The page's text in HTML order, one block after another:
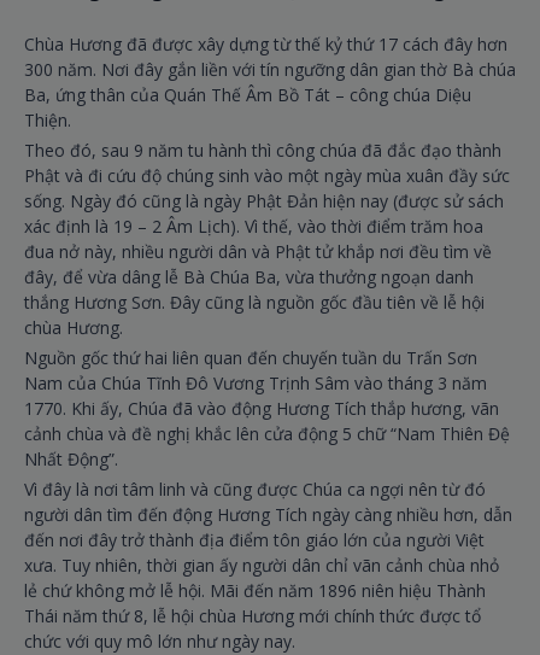
Chùa Hương đã được xây dựng từ thế kỷ thứ 17 cách đây hơn
300 năm. Nơi đây gắn liền với tín ngưỡng dân gian thờ Bà chúa
Ba, ứng thân của Quán Thế Âm Bồ Tát – công chúa Diệu
Thiện.
Theo đó, sau 9 năm tu hành thì công chúa đã đắc đạo thành
Phật và đi cứu độ chúng sinh vào một ngày mùa xuân đầy sức
sống. Ngày đó cũng là ngày Phật Đản hiện nay (được sử sách
xác định là 19 – 2 Âm Lịch). Vì thế, vào thời điểm trăm hoa
đua nở này, nhiều người dân và Phật tử khắp nơi đều tìm về
đây, để vừa dâng lễ Bà Chúa Ba, vừa thưởng ngoạn danh
thắng Hương Sơn. Đây cũng là nguồn gốc đầu tiên về lễ hội
chùa Hương.
Nguồn gốc thứ hai liên quan đến chuyến tuần du Trấn Sơn
Nam của Chúa Tĩnh Đô Vương Trịnh Sâm vào tháng 3 năm
1770. Khi ấy, Chúa đã vào động Hương Tích thắp hương, vãn
cảnh chùa và đề nghị khắc lên cửa động 5 chữ “Nam Thiên Đệ
Nhất Động”.
Vì đây là nơi tâm linh và cũng được Chúa ca ngợi nên từ đó
người dân tìm đến động Hương Tích ngày càng nhiều hơn, dẫn
đến nơi đây trở thành địa điểm tôn giáo lớn của người Việt
xưa. Tuy nhiên, thời gian ấy người dân chỉ vãn cảnh chùa nhỏ
lẻ chứ không mở lễ hội. Mãi đến năm 1896 niên hiệu Thành
Thái năm thứ 8, lễ hội chùa Hương mới chính thức được tổ
chức với quy mô lớn như ngày nay.